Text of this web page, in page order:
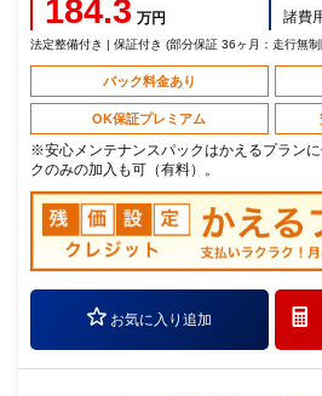
184.3 万円
諸費
法定整備付き | 保証付き (部分保証 36ヶ月：走行無
パック料金あり
OK保証プレミアム
※安心メンテナンスパックはかえるプラン
クのみの加入も可（有料）。
お気に入り追加